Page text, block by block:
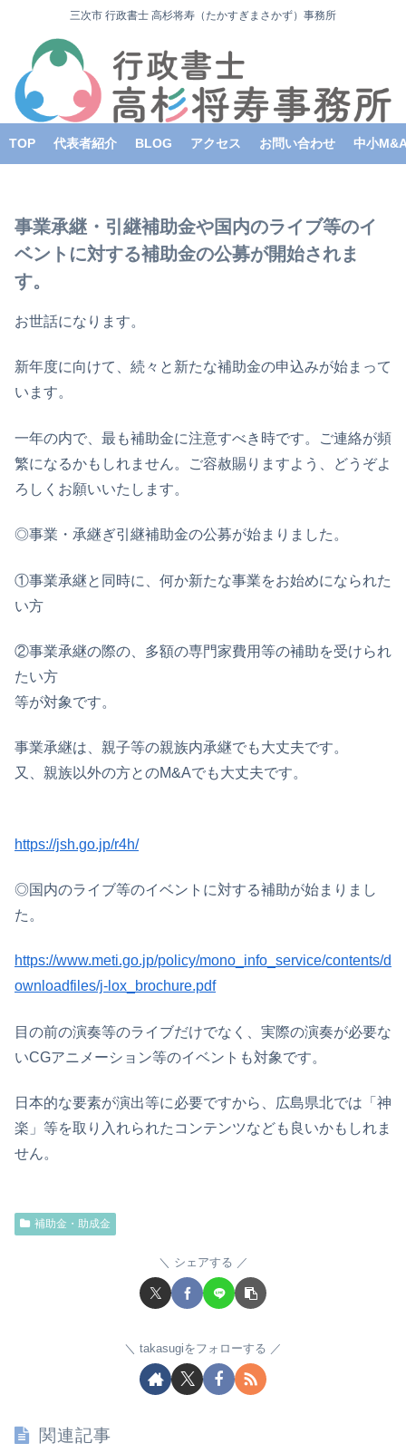
三次市 行政書士 高杉将寿（たかすぎまさかず）事務所
TOP 代表者紹介 BLOG アクセス お問い合わせ 中小
事業承継・引継補助金や国内のライブ等のイ
ベントに対する補助金の公募が開始されま
す。
お世話になります。
新年度に向けて、続々と新たな補助金の申込みが始まって
います。
一年の内で、最も補助金に注意すべき時です。ご連絡が頻
繁になるかもしれません。ご容赦賜りますよう、どうぞよ
ろしくお願いいたします。
◎事業・承継ぎ引継補助金の公募が始まりました。
①事業承継と同時に、何か新たな事業をお始めになられた
い方
②事業承継の際の、多額の専門家費用等の補助を受けられ
たい方
等が対象です。
事業承継は、親子等の親族内承継でも大丈夫です。
又、親族以外の方とのM&Aでも大丈夫です。
https://jsh.go.jp/r4h/
◎国内のライブ等のイベントに対する補助が始まりまし
た。
https://www.meti.go.jp/policy/mono_info_service/contents/d
ownloadfiles/j-lox_brochure.pdf
目の前の演奏等のライブだけでなく、実際の演奏が必要な
いCGアニメーション等のイベントも対象です。
日本的な要素が演出等に必要ですから、広島県北では「神
楽」等を取り入れられたコンテンツなども良いかもしれま
せん。
補助金・助成金
シェアする
takasugiをフォローする
関連記事